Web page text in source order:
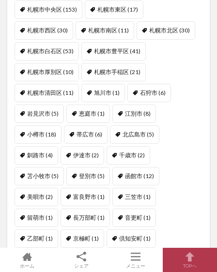
札幌市中央区(153) 札幌市東区(17)
札幌市西区(30) 札幌市南区(11) 札幌市北区(30)
札幌市白石区(53) 札幌市豊平区(41)
札幌市厚別区(10) 札幌市手稲区(21)
札幌市清田区(11) 旭川市(1) 石狩市(6)
岩見沢市(5) 恵庭市(1) 江別市(8)
小樽市(18) 帯広市(6) 北広島市(5)
釧路市(4) 伊達市(2) 千歳市(2)
苫小牧市(5) 登別市(5) 函館市(12)
美唄市(2) 富良野市(1) 三笠市(1)
留萌市(1) 長万部町(1) 音更町(1)
乙部町(1) 京極町(1) 倶知安町(1)
積丹町 白老町 新得町(1) (1)
ホーム シェア メニュー TOPへ